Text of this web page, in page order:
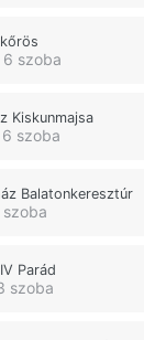
szoba
Kiskunmajsa
szoba
Balatonkeresztúr
Parád
szoba